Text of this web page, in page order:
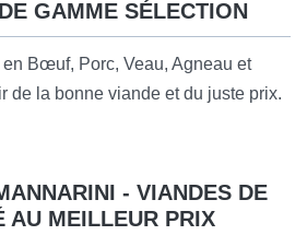
GAMME SÉLECTION
Bœuf, Porc, Veau, Agneau et
de la bonne viande et du juste prix.
- VIANDES DE
AU MEILLEUR PRIX